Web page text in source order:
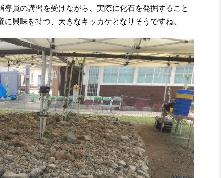
員の講習を受けながら、実際に化石を発掘すること
興味を持つ、大きなキッカケとなりそうですね。